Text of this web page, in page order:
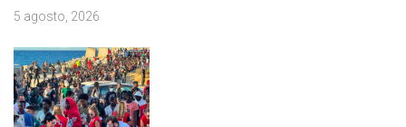
5 agosto, 2026